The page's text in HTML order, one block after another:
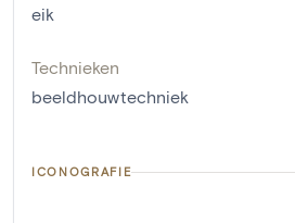
eik
Technieken
beeldhouwtechniek
ICONOGRAFIE